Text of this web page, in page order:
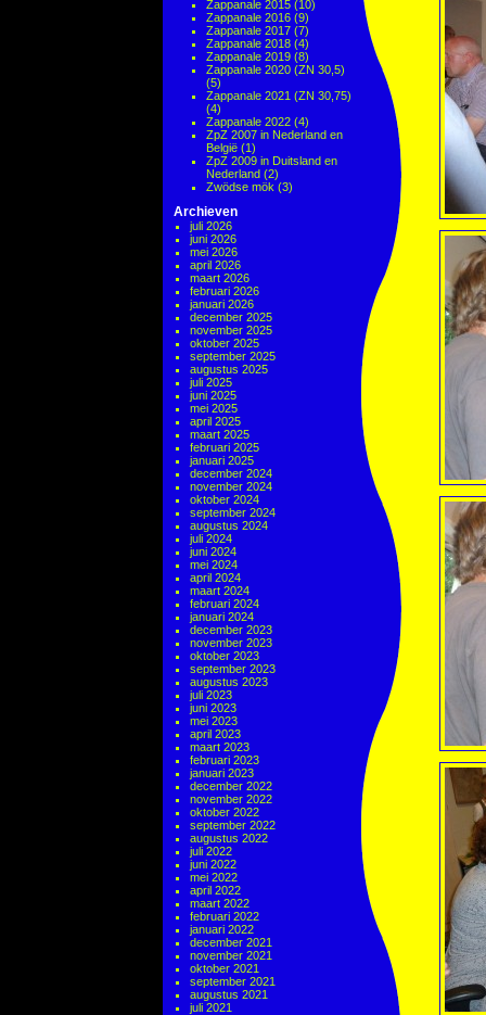
Zappanale 2015 (10)
Zappanale 2016 (9)
Zappanale 2017 (7)
Zappanale 2018 (4)
Zappanale 2019 (8)
Zappanale 2020 (ZN 30,5)
(5)
Zappanale 2021 (ZN 30,75)
(4)
Zappanale 2022 (4)
ZpZ 2007 in Nederland en
België (1)
ZpZ 2009 in Duitsland en
Nederland (2)
Zwödse mök (3)
Archieven
juli 2026
juni 2026
mei 2026
april 2026
maart 2026
februari 2026
januari 2026
december 2025
november 2025
oktober 2025
september 2025
augustus 2025
juli 2025
juni 2025
mei 2025
april 2025
maart 2025
februari 2025
januari 2025
december 2024
november 2024
oktober 2024
september 2024
augustus 2024
juli 2024
juni 2024
mei 2024
april 2024
maart 2024
februari 2024
januari 2024
december 2023
november 2023
oktober 2023
september 2023
augustus 2023
juli 2023
juni 2023
mei 2023
april 2023
maart 2023
februari 2023
januari 2023
december 2022
november 2022
oktober 2022
september 2022
augustus 2022
juli 2022
juni 2022
mei 2022
april 2022
maart 2022
februari 2022
januari 2022
december 2021
november 2021
oktober 2021
september 2021
augustus 2021
juli 2021